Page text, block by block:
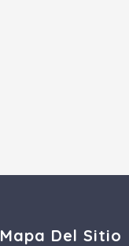
Mapa Del Sitio